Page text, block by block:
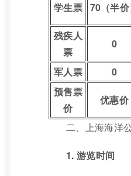
学生票 70（半价
残疾人
票
0
军人票 0
预售票
价
优惠价
二、上海海洋
1. 游览时间